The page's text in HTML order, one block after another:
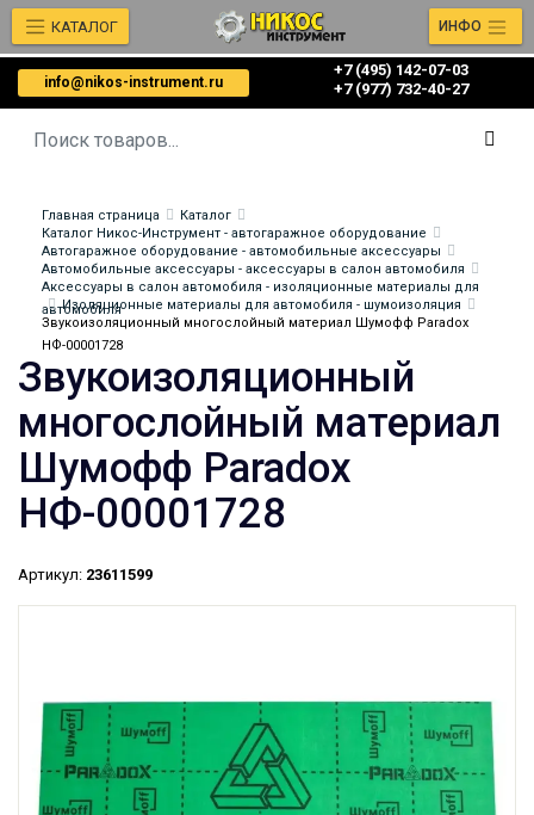
info@nikos-instrument.ru
+7 (495) 142-07-03
‎‎+7 (977) 732-40-27
КАТАЛОГ ИНФО
Главная страница
Каталог
Каталог Никос-Инструмент - автогаражное оборудование
Автогаражное оборудование - автомобильные аксессуары
Автомобильные аксессуары - аксессуары в салон автомобиля
Аксессуары в салон автомобиля - изоляционные материалы для
автомобиля
Изоляционные материалы для автомобиля - шумоизоляция
Звукоизоляционный многослойный материал Шумофф Paradox
НФ-00001728
Звукоизоляционный
многослойный материал
Шумофф Paradox
НФ-00001728
Артикул: 23611599